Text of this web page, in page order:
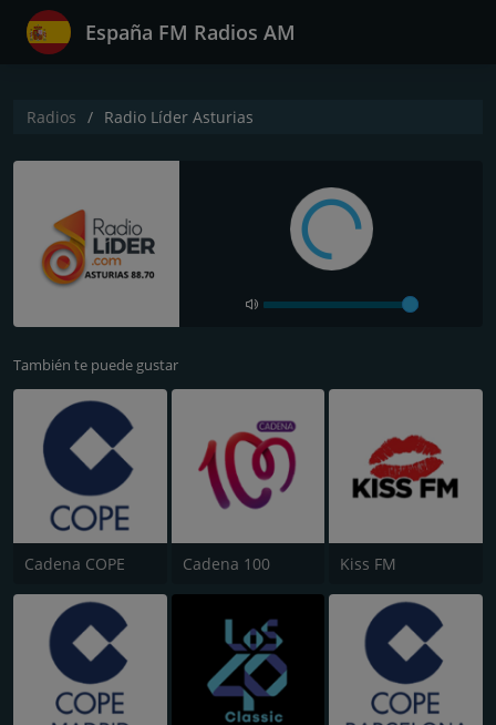
España FM Radios AM
Radios Radio Líder Asturias
También te puede gustar
Cadena COPE Cadena 100 Kiss FM